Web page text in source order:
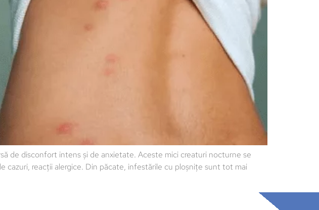
de disconfort intens și de anxietate. Aceste mici creaturi nocturne se
cazuri, reacții alergice. Din păcate, infestările cu ploșnițe sunt tot mai